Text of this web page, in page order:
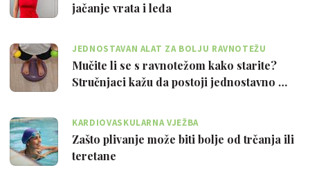
jačanje vrata i leđa
JEDNOSTAVAN ALAT ZA BOLJU RAVNOTEŽU
Mučite li se s ravnotežom kako starite?
Stručnjaci kažu da postoji jednostavno …
KARDIOVASKULARNA VJEŽBA
Zašto plivanje može biti bolje od trčanja ili
teretane